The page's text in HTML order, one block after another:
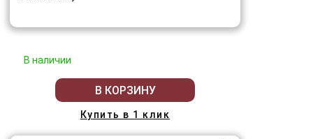
В наличии
В КОРЗИНУ
Купить в 1 клик